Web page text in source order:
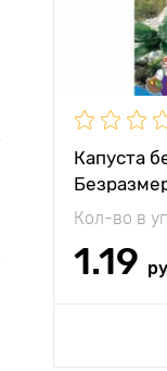
Капуста
Кол-во в
1.19
Период